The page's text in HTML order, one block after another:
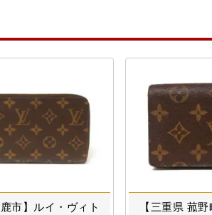
鹿市】ルイ・ヴィト
【三重県 菰